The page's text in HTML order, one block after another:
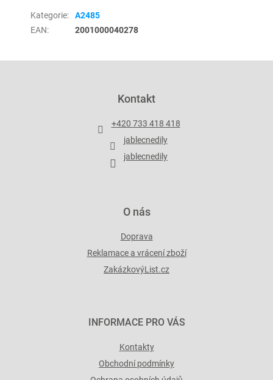
Kategorie:
A2485
EAN: 2001000040278
Kontakt
+420 733 418 418
jablecnedily
jablecnedily
O nás
Doprava
Reklamace a vrácení zboží
ZakázkovýList.cz
INFORMACE PRO VÁS
Kontakty
Obchodní podmínky